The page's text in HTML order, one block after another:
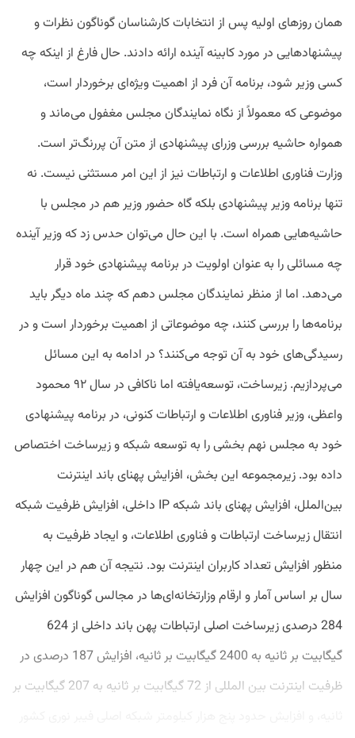
همان روزهای اولیه پس از انتخابات کارشناسان گوناگون نظرات و
پیشنهادهایی در مورد کابینه آینده ارائه دادند. حال فارغ از اینکه چه
کسی وزیر شود، برنامه آن فرد از اهمیت ویژه‌ای برخوردار است،
موضوعی که معمولاً از نگاه نمایندگان مجلس مغفول می‌ماند و
همواره حاشیه بررسی وزرای پیشنهادی از متن آن پررنگ‌تر است.
وزارت فناوری اطلاعات و ارتباطات نیز از این امر مستثنی نیست. نه
تنها برنامه وزیر پیشنهادی بلکه گاه حضور وزیر هم در مجلس با
حاشیه‌هایی همراه است. با این حال می‌توان حدس زد که وزیر آینده
چه مسائلی را به عنوان اولویت در برنامه پیشنهادی خود قرار
می‌دهد. اما از منظر نمایندگان مجلس دهم که چند ماه دیگر باید
برنامه‌ها را بررسی کنند، چه موضوعاتی از اهمیت برخوردار است و در
رسیدگی‌های خود به آن توجه می‌کنند؟ در ادامه به این مسائل
می‌پردازیم. زیرساخت، توسعه‌یافته اما ناکافی در سال ۹۲ محمود
واعظی، وزیر فناوری اطلاعات و ارتباطات کنونی، در برنامه پیشنهادی
خود به مجلس نهم بخشی را به توسعه شبکه و زیرساخت اختصاص
داده بود. زیرمجموعه این بخش، افزایش پهنای باند اینترنت
بین‌الملل، افزایش پهنای باند شبکه IP داخلی، افزایش ظرفیت شبکه
انتقال زیرساخت ارتباطات و فناوری اطلاعات، و ایجاد ظرفیت به
منظور افزایش تعداد کاربران اینترنت بود. نتیجه آن هم در این چهار
سال بر اساس آمار و ارقام وزارتخانه‌ای‌ها در مجالس گوناگون افزایش
284 درصدی زیرساخت اصلی ارتباطات پهن باند داخلی از 624
گیگابیت بر ثانیه به 2400 گیگابیت بر ثانیه، افزایش 187 درصدی در
ظرفیت اینترنت بین المللی از 72 گیگابیت بر ثانیه به 207 گیگابیت بر